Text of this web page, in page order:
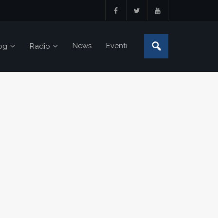
Radio News Eventi